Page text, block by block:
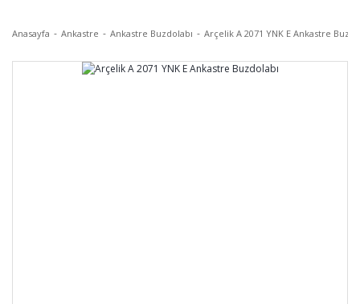
Anasayfa Ankastre Ankastre Buzdolabı Arçelik A 2071 YNK E Ankastre